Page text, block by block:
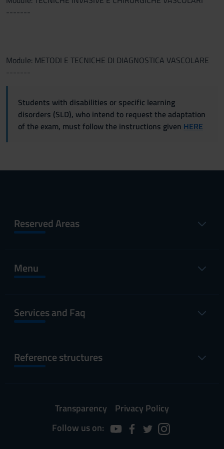
-------
Module: METODI E TECNICHE DI DIAGNOSTICA VASCOLARE
-------
Students with disabilities or specific learning
disorders (SLD), who intend to request the adaptation
of the exam, must follow the instructions given HERE
Reserved Areas
Menu
Services and Faq
Reference structures
Transparency
Privacy Policy
Follow us on: